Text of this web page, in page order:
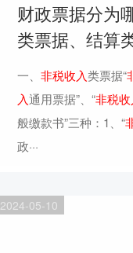
财政票据分为
类票据、结算
一、 非税收入类票据“
入通用票据”、“非税收
般缴款书”三种：1、“
政···
2024-05-10